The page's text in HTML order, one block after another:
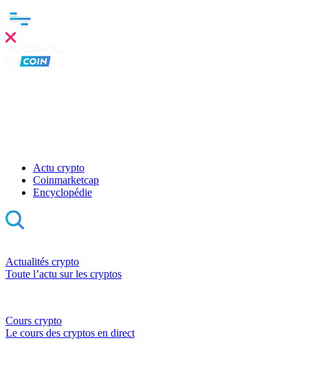
Actu crypto
Coinmarketcap
Encyclopédie
Actualités crypto
Toute l’actu sur les cryptos
Cours crypto
Le cours des cryptos en direct